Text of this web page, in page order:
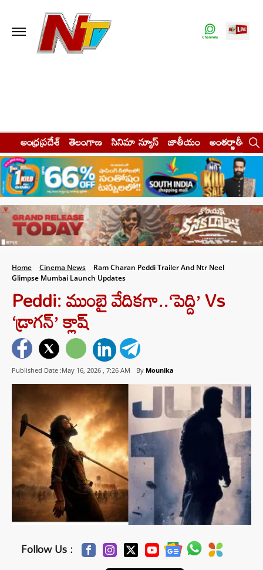
ఆంధ్రప్రదేశ్ తెలంగాణ సినిమా న్యూస్ జాతీయం అంతర్జాతీయం
Home Cinema News
Ram Charan Peddi Trailer And Ntr Neel
Glimpse Mumbai Launch Updates
Peddi: ముంబై వేదికగా..‘పెద్ది’ Vs
‘డ్రాగన్’ క్లాష్
Published Date :May 16, 2026 , 7:26 AM By Mounika
Follow Us :